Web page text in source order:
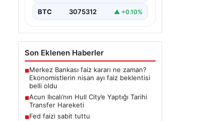
BTC 3075312 ▲ +0.10%
Son Eklenen Haberler
■Merkez Bankası faiz kararı ne zaman?
Ekonomistlerin nisan ayı faiz beklentisi
belli oldu
■Acun Ilıcalı’nın Hull City’e Yaptığı Tarihi
Transfer Hareketi
■Fed faizi sabit tuttu